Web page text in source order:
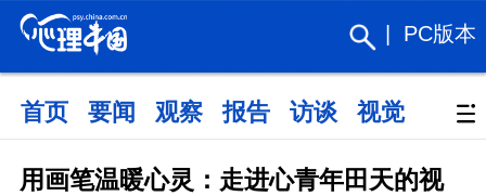
PC版本
首页 要闻 观察 报告 访谈 视觉 政策
用画笔温暖心灵：走进心青年田天的视